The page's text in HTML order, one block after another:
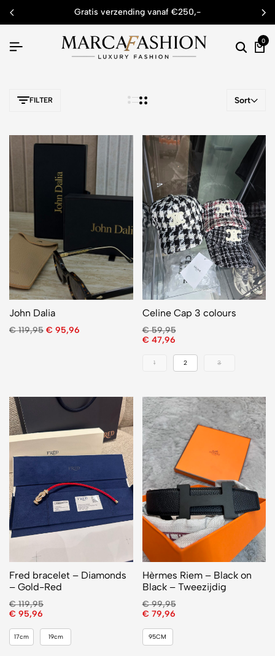
gratis verzending vanaf €250,-
0
FILTER Sort
John Dalia
€119,95 € 95,96
Celine Cap 3 colours
€59,95
€ 47,96
1 2 3
Fred bracelet – Diamonds
– Gold-Red
€119,95
€ 95,96
17cm 19cm
Hèrmes Riem – Black on
Black – Tweezijdig
€99,95
€ 79,96
95CM